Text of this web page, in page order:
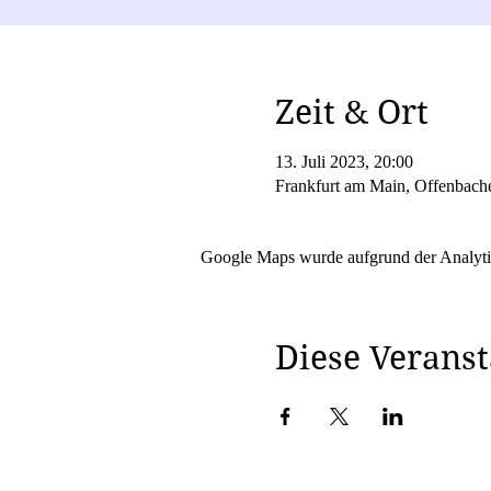
Zeit & Ort
13. Juli 2023, 20:00
Frankfurt am Main,
Google Maps wurde aufgrund der
Diese